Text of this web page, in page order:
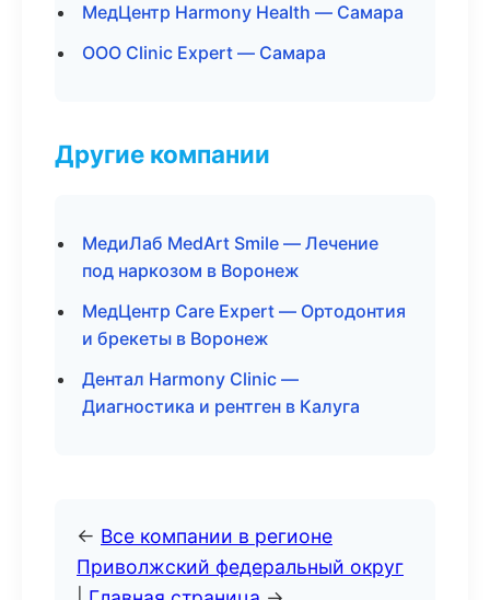
МедЦентр Harmony Health — Самара
ООО Clinic Expert — Самара
Другие компании
МедиЛаб MedArt Smile — Лечение
под наркозом в Воронеж
МедЦентр Care Expert — Ортодонтия
и брекеты в Воронеж
Дентал Harmony Clinic —
Диагностика и рентген в Калуга
← Все компании в регионе
Приволжский федеральный округ